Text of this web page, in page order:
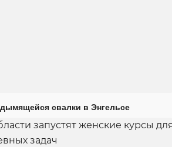
свалки в Энгельсе